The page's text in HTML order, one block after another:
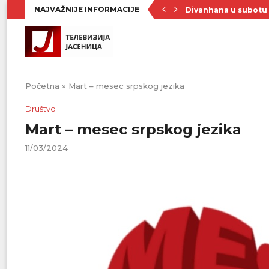
NAJVAŽNIJE INFORMACIJE Divanhana u
Početna » Mart – mesec srpskog jezika
Društvo
Mart – mesec srpskog jezika
11/03/2024